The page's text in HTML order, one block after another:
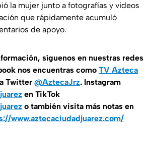
la mujer junto a fotografías y videos
que rápidamente acumuló
de apoyo.
síguenos en nuestras redes
nos encuentras como TV Azteca
Twitter @AztecaJrz. Instagram
en TikTok
o también visita más notas en
www.aztecaciudadjuarez.com/